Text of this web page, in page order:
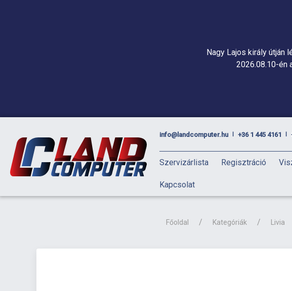
Nagy Lajos király útján
2026.08.10-én
info@landcomputer.hu +36 1 445 4161
Szervizárlista Regisztráció
Kapcsolat
Főoldal Kategóriák Livia